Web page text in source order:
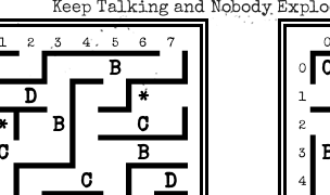
Keep Talking and Nobody
2 3 4 5 6 7
B
D
*
B
C
B
C
D
0
0
1
2
3
4